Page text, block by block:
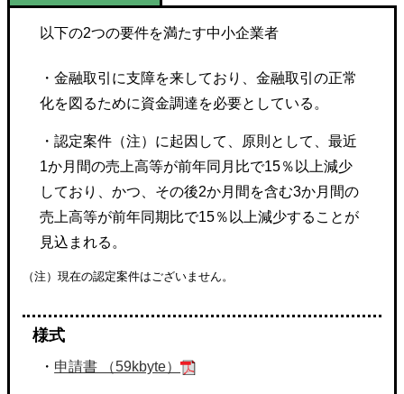
以下の2つの要件を満たす中小企業者
・金融取引に支障を来しており、金融取引の正常
化を図るために資金調達を必要としている。
・認定案件（注）に起因して、原則として、最近
1か月間の売上高等が前年同月比で15％以上減少
しており、かつ、その後2か月間を含む3か月間の
売上高等が前年同期比で15％以上減少することが
見込まれる。
（注）現在の認定案件はございません。
様式
・ 申請書 （59kbyte）